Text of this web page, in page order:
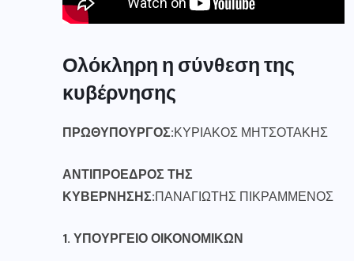
Ολόκληρη η σύνθεση της
κυβέρνησης
ΠΡΩΘΥΠΟΥΡΓΟΣ:ΚΥΡΙΑΚΟΣ ΜΗΤΣΟΤΑΚΗΣ
ΑΝΤΙΠΡΟΕΔΡΟΣ ΤΗΣ
ΚΥΒΕΡΝΗΣΗΣ:ΠΑΝΑΓΙΩΤΗΣ ΠΙΚΡΑΜΜΕΝΟΣ
1. ΥΠΟΥΡΓΕΙΟ ΟΙΚΟΝΟΜΙΚΩΝ